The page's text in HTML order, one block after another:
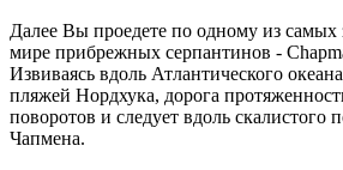
Далее Вы проедете по одному из
мире прибрежных серпантинов -
Извиваясь вдоль Атлантического
пляжей Нордхука, дорога
поворотов и следует вдоль скалистого
Чапмена.